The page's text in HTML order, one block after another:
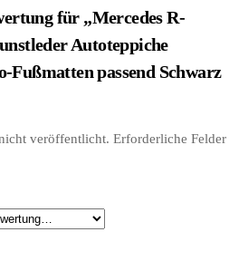
für „Mercedes R-
Autoteppiche
Fußmatten passend Schwarz
veröffentlicht. Erforderliche Felder